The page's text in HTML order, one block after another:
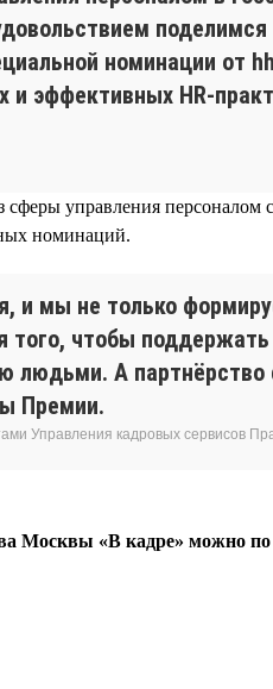
номинации от
и эффективных HR-
сферы управления
номинаций.
и мы не только
того, чтобы
людьми. А
Премии.
Управления кадровых сервисов
Москвы «В кадре» можно